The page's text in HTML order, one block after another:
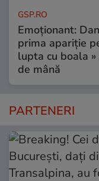
GSP.RO
Emoționant:
prima apariție
lupta cu boala
de mână
PARTENERI